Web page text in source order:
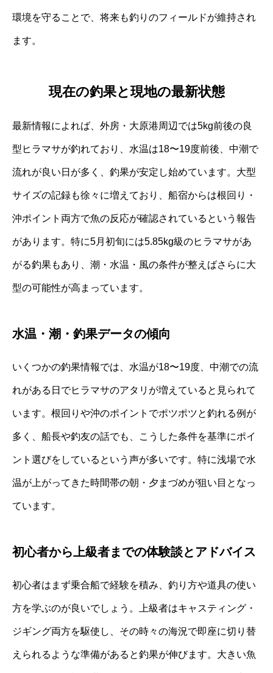
環境を守ることで、将来も釣りのフィールドが維持され
ます。
現在の釣果と現地の最新状態
最新情報によれば、外房・大原港周辺では5kg前後の良
型ヒラマサが釣れており、水温は18〜19度前後、中潮で
流れが良い日が多く、釣果が安定し始めています。大型
サイズの記録も徐々に増えており、船宿からは根回り・
沖ポイント両方で魚の反応が確認されているという報告
があります。特に5月初旬には5.85kg級のヒラマサがあ
がる釣果もあり、潮・水温・風の条件が整えばさらに大
型の可能性が高まっています。
水温・潮・釣果データの傾向
いくつかの釣果情報では、水温が18〜19度、中潮での流
れがある日でヒラマサのアタリが増えていると見られて
います。根回りや沖のポイントでポツポツと釣れる例が
多く、船長や釣友の話でも、こうした条件を基準にポイ
ント選びをしているという声が多いです。特に浅場で水
温が上がってきた時間帯の朝・夕まづめが狙い目となっ
ています。
初心者から上級者までの体験談とアドバイス
初心者はまず乗合船で経験を積み、釣り方や道具の使い
方を学ぶのが良いでしょう。上級者はキャスティング・
ジギング両方を駆使し、その時々の海況で即座に切り替
えられるような準備があると釣果が伸びます。大きい魚